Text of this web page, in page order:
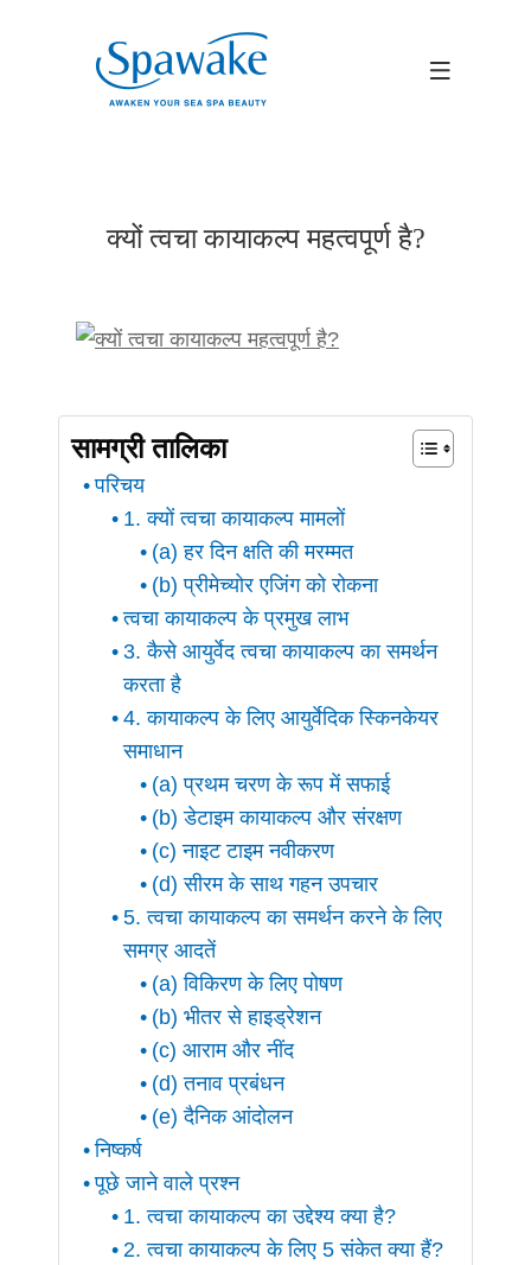
क्यों त्वचा कायाकल्प महत्वपूर्ण है?
सामग्री तालिका
परिचय
1. क्यों त्वचा कायाकल्प मामलों
(a) हर दिन क्षति की मरम्मत
(b) प्रीमेच्योर एजिंग को रोकना
त्वचा कायाकल्प के प्रमुख लाभ
3. कैसे आयुर्वेद त्वचा कायाकल्प का समर्थन
करता है
4. कायाकल्प के लिए आयुर्वेदिक स्किनकेयर
समाधान
(a) प्रथम चरण के रूप में सफाई
(b) डेटाइम कायाकल्प और संरक्षण
(c) नाइट टाइम नवीकरण
(d) सीरम के साथ गहन उपचार
5. त्वचा कायाकल्प का समर्थन करने के लिए
समग्र आदतें
(a) विकिरण के लिए पोषण
(b) भीतर से हाइड्रेशन
(c) आराम और नींद
(d) तनाव प्रबंधन
(e) दैनिक आंदोलन
निष्कर्ष
पूछे जाने वाले प्रश्न
1. त्वचा कायाकल्प का उद्देश्य क्या है?
2. त्वचा कायाकल्प के लिए 5 संकेत क्या हैं?